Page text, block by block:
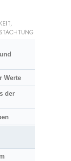
Werte
der